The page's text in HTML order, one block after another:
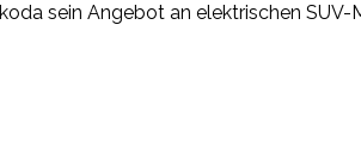
sein Angebot an elektrischen SUV-